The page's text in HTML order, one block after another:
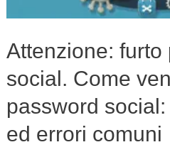
Attenzione: furto
social. Come
password
ed errori comuni
social:
attacchi,
ed
errori